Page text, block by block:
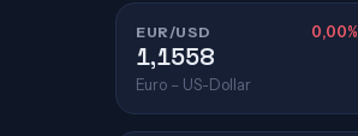
EUR/USD 0,00%
1,1558
Euro – US-Dollar